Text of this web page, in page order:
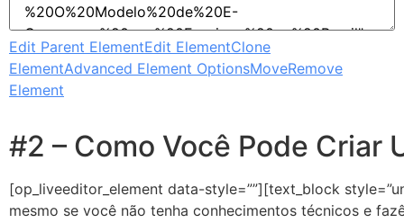
Edit Parent ElementEdit ElementClone
ElementAdvanced Element OptionsMoveRemove
Element
#2 – Como Você Pode Criar
[op_liveeditor_element data-style=””][text_block
mesmo se você não tenha conhecimentos técnicos e